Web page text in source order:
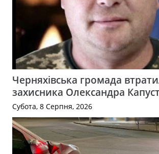
Черняхівська громада
захисника Олександра
Субота, 8 Серпня, 2026